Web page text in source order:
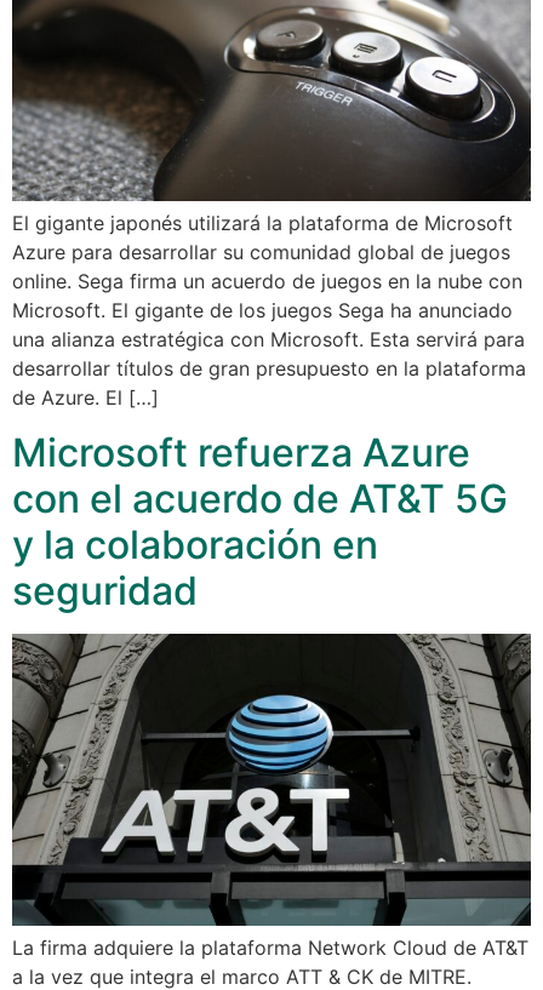
El gigante japonés utilizará la plataforma de Microsoft
Azure para desarrollar su comunidad global de juegos
online. Sega firma un acuerdo de juegos en la nube con
Microsoft. El gigante de los juegos Sega ha anunciado
una alianza estratégica con Microsoft. Esta servirá para
desarrollar títulos de gran presupuesto en la plataforma
de Azure. El […]
Microsoft refuerza Azure
con el acuerdo de AT&T 5G
y la colaboración en
seguridad
La firma adquiere la plataforma Network Cloud de AT&T
a la vez que integra el marco ATT & CK de MITRE.